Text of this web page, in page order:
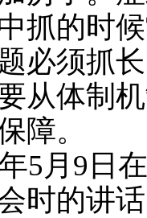
抓的时
必须抓
从体制
障。
年5月9日
时的讲